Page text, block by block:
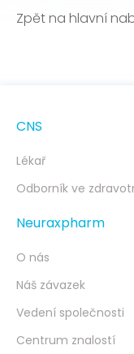
Zpět na hlavní
CNS
Lékař
Odborník ve
Neuraxpharm
O nás
Náš závazek
Vedení společnosti
Centrum znalostí